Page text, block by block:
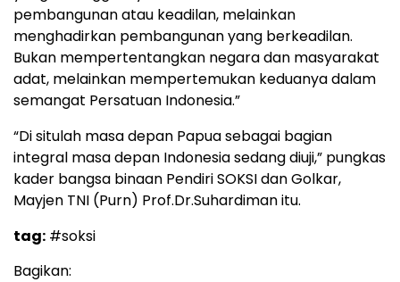
pembangunan atau keadilan, melainkan
menghadirkan pembangunan yang berkeadilan.
Bukan mempertentangkan negara dan masyarakat
adat, melainkan mempertemukan keduanya dalam
semangat Persatuan Indonesia.”
“Di situlah masa depan Papua sebagai bagian
integral masa depan Indonesia sedang diuji,” pungkas
kader bangsa binaan Pendiri SOKSI dan Golkar,
Mayjen TNI (Purn) Prof.Dr.Suhardiman itu.
tag: #soksi
Bagikan: